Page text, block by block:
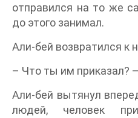
отправился на то же
до этого занимал.
Али-бей возвратился к
– Что ты им приказал?
Али-бей вытянул
людей, человек